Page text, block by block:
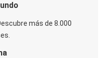
más de 8.000